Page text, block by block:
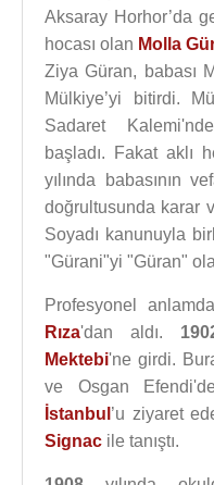
Aksaray Horhor’da
hocası olan Molla
Ziya Güran, babası
Mülkiye’yi bitirdi.
Sadaret
başladı. Fakat aklı
yılında babasının
doğrultusunda karar
Soyadı kanunuyla
"Gürani"yi "Güran"
Profesyonel
Rıza'dan aldı.
Mektebi'ne girdi.
ve Osgan
İstanbul ’u ziyaret
Signac ile tanıştı.